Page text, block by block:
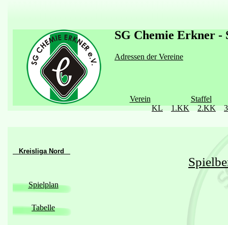
SG Chemie Erkner -
Adressen der Vereine
Verein
Staffel
KL
1.KK 2.KK
Kreisliga Nord
Spielplan
Tabelle